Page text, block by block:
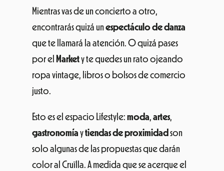
Mientras vas de un concierto a otro,
encontrarás quizá unespectáculo de danza
que te llamará la atención. O quizá pases
por el Markety te quedes un rato ojeando
ropa vintage, libros o bolsos de comercio
justo.
Esto es el espacio Lifestyle: moda, artes,
gastronomía ytiendas de proximidad son
solo algunas de las propuestas que darán
color al Cruïlla. A medida que se acerque el